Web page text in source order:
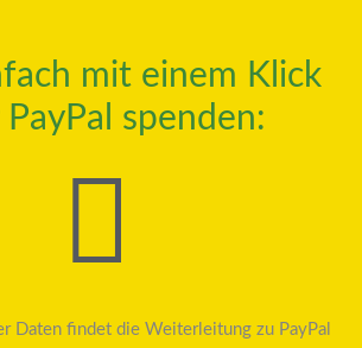
mit einem Klick
spenden:
Daten findet die Weiterleitung zu PayPal